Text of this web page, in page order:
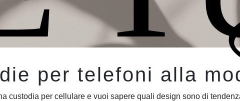
per telefoni alla
custodia per cellulare e vuoi sapere quali design sono di